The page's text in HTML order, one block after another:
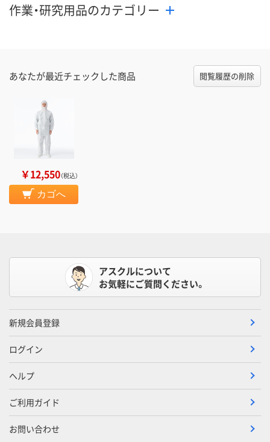
作業・研究用品のカテゴリー
あなたが最近チェックした商品 閲覧履歴の削除
￥12,550（税込）
カゴへ
アスクルについて
お気軽にご質問ください。
新規会員登録
ログイン
ヘルプ
ご利用ガイド
お問い合わせ